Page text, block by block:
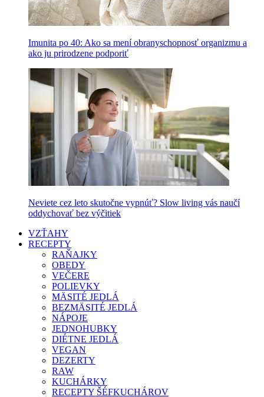
Imunita po 40: Ako sa mení obranyschopnosť organizmu a
ako ju prirodzene podporiť
Neviete cez leto skutočne vypnúť? Slow living vás naučí
oddychovať bez výčitiek
VZŤAHY
RECEPTY
RAŇAJKY
OBEDY
VEČERE
POLIEVKY
MÄSITÉ JEDLÁ
BEZMÄSITÉ JEDLÁ
NÁPOJE
JEDNOHUBKY
DIÉTNE JEDLÁ
VEGAN
DEZERTY
RAW
KUCHÁRKY
RECEPTY ŠÉFKUCHÁROV